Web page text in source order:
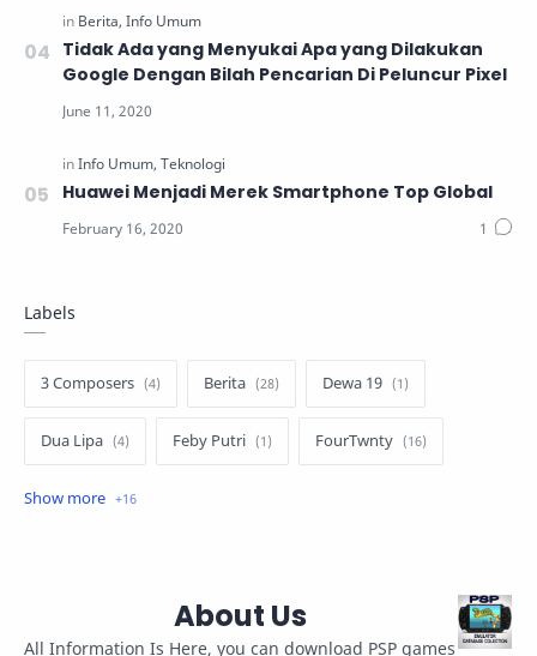
Tidak Ada yang Menyukai Apa yang Dilakukan
Google Dengan Bilah Pencarian Di Peluncur Pixel
Huawei Menjadi Merek Smartphone Top Global
Labels
3 Composers Berita Dewa 19
Dua Lipa Feby Putri FourTwnty
Iksan Skuter
Novia Kolopaking
About Us
All Information Is Here, you can download PSP games